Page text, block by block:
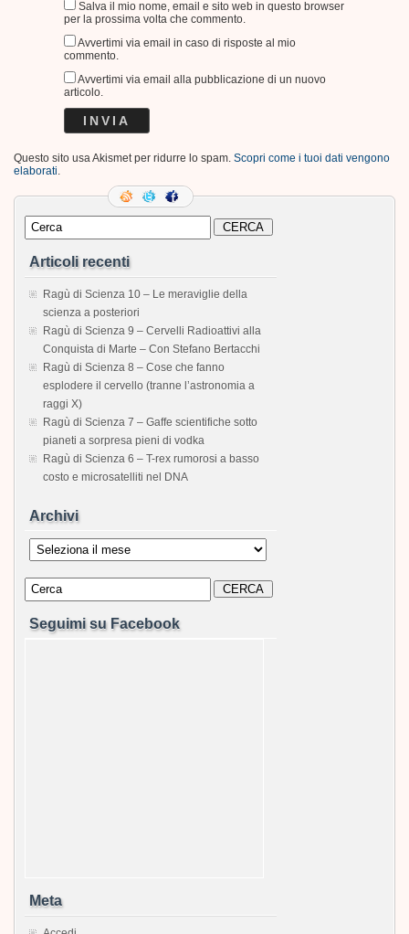
Salva il mio nome, email e sito web in questo browser
per la prossima volta che commento.
Avvertimi via email in caso di risposte al mio
commento.
Avvertimi via email alla pubblicazione di un nuovo
articolo.
Questo sito usa Akismet per ridurre lo spam. Scopri come i tuoi dati vengono
elaborati
Articoli recenti
Ragù di Scienza 10 – Le meraviglie della
scienza a posteriori
Ragù di Scienza 9 – Cervelli Radioattivi alla
Conquista di Marte – Con Stefano Bertacchi
Ragù di Scienza 8 – Cose che fanno
esplodere il cervello (tranne l’astronomia a
raggi X)
Ragù di Scienza 7 – Gaffe scientifiche sotto
pianeti a sorpresa pieni di vodka
Ragù di Scienza 6 – T-rex rumorosi a basso
costo e microsatelliti nel DNA
Archivi
Archivi
Seguimi su Facebook
Meta